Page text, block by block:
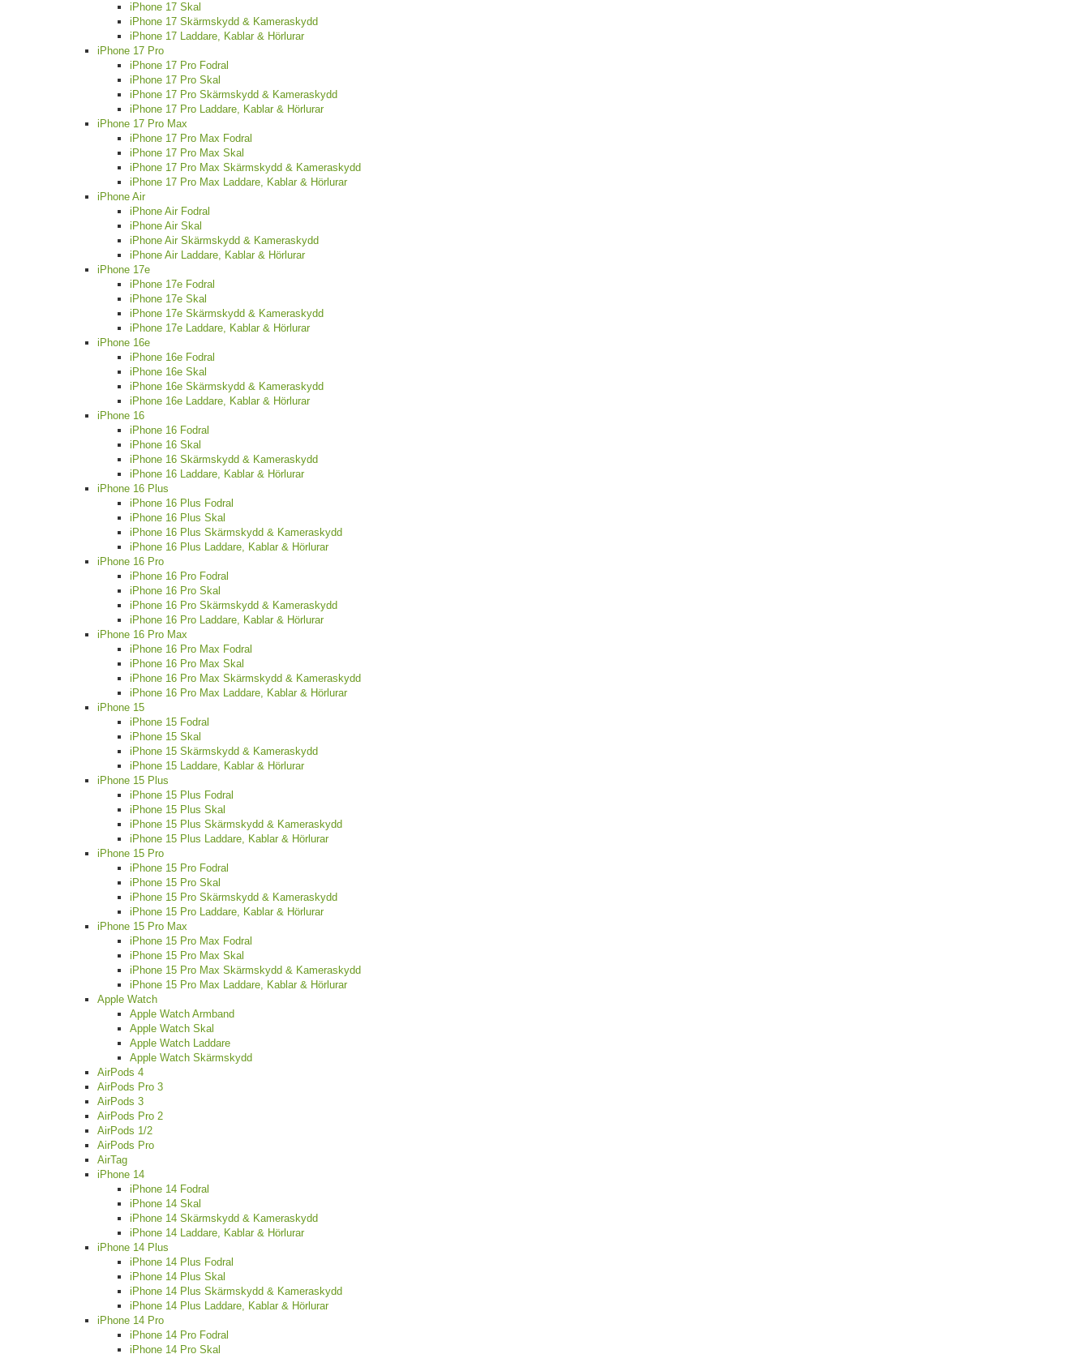
iPhone 17 Skal
iPhone 17 Skärmskydd & Kameraskydd
iPhone 17 Laddare, Kablar & Hörlurar
iPhone 17 Pro
iPhone 17 Pro Fodral
iPhone 17 Pro Skal
iPhone 17 Pro Skärmskydd & Kameraskydd
iPhone 17 Pro Laddare, Kablar & Hörlurar
iPhone 17 Pro Max
iPhone 17 Pro Max Fodral
iPhone 17 Pro Max Skal
iPhone 17 Pro Max Skärmskydd & Kameraskydd
iPhone 17 Pro Max Laddare, Kablar & Hörlurar
iPhone Air
iPhone Air Fodral
iPhone Air Skal
iPhone Air Skärmskydd & Kameraskydd
iPhone Air Laddare, Kablar & Hörlurar
iPhone 17e
iPhone 17e Fodral
iPhone 17e Skal
iPhone 17e Skärmskydd & Kameraskydd
iPhone 17e Laddare, Kablar & Hörlurar
iPhone 16e
iPhone 16e Fodral
iPhone 16e Skal
iPhone 16e Skärmskydd & Kameraskydd
iPhone 16e Laddare, Kablar & Hörlurar
iPhone 16
iPhone 16 Fodral
iPhone 16 Skal
iPhone 16 Skärmskydd & Kameraskydd
iPhone 16 Laddare, Kablar & Hörlurar
iPhone 16 Plus
iPhone 16 Plus Fodral
iPhone 16 Plus Skal
iPhone 16 Plus Skärmskydd & Kameraskydd
iPhone 16 Plus Laddare, Kablar & Hörlurar
iPhone 16 Pro
iPhone 16 Pro Fodral
iPhone 16 Pro Skal
iPhone 16 Pro Skärmskydd & Kameraskydd
iPhone 16 Pro Laddare, Kablar & Hörlurar
iPhone 16 Pro Max
iPhone 16 Pro Max Fodral
iPhone 16 Pro Max Skal
iPhone 16 Pro Max Skärmskydd & Kameraskydd
iPhone 16 Pro Max Laddare, Kablar & Hörlurar
iPhone 15
iPhone 15 Fodral
iPhone 15 Skal
iPhone 15 Skärmskydd & Kameraskydd
iPhone 15 Laddare, Kablar & Hörlurar
iPhone 15 Plus
iPhone 15 Plus Fodral
iPhone 15 Plus Skal
iPhone 15 Plus Skärmskydd & Kameraskydd
iPhone 15 Plus Laddare, Kablar & Hörlurar
iPhone 15 Pro
iPhone 15 Pro Fodral
iPhone 15 Pro Skal
iPhone 15 Pro Skärmskydd & Kameraskydd
iPhone 15 Pro Laddare, Kablar & Hörlurar
iPhone 15 Pro Max
iPhone 15 Pro Max Fodral
iPhone 15 Pro Max Skal
iPhone 15 Pro Max Skärmskydd & Kameraskydd
iPhone 15 Pro Max Laddare, Kablar & Hörlurar
Apple Watch
Apple Watch Armband
Apple Watch Skal
Apple Watch Laddare
Apple Watch Skärmskydd
AirPods 4
AirPods Pro 3
AirPods 3
AirPods Pro 2
AirPods 1/2
AirPods Pro
AirTag
iPhone 14
iPhone 14 Fodral
iPhone 14 Skal
iPhone 14 Skärmskydd & Kameraskydd
iPhone 14 Laddare, Kablar & Hörlurar
iPhone 14 Plus
iPhone 14 Plus Fodral
iPhone 14 Plus Skal
iPhone 14 Plus Skärmskydd & Kameraskydd
iPhone 14 Plus Laddare, Kablar & Hörlurar
iPhone 14 Pro
iPhone 14 Pro Fodral
iPhone 14 Pro Skal